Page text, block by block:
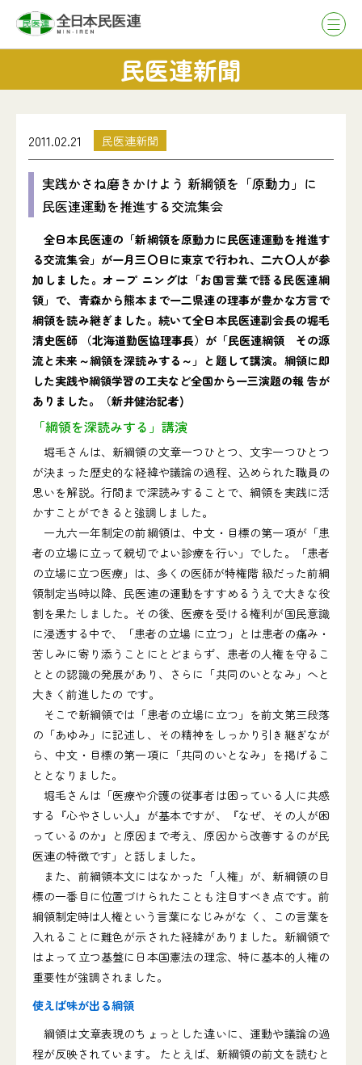
民医連新聞
2011.02.21 民医連新聞
実践かさね磨きかけよう 新綱領を「原動力」に
民医連運動を推進する交流集会
全日本民医連の「新綱領を原動力に民医連運動を推進す
る交流集会」が一月三〇日に東京で行われ、二六〇人が参
加しました。オープ ニングは「お国言葉で語る民医連綱
領」で、青森から熊本まで一二県連の理事が豊かな方言で
綱領を読み継ぎました。続いて全日本民医連副会長の堀毛
清史医師 （北海道勤医協理事長）が「民医連綱領 その源
流と未来～綱領を深読みする～」と題して講演。綱領に即
した実践や綱領学習の工夫など全国から一三演題の報 告が
ありました。（新井健治記者)
「綱領を深読みする」講演
堀毛さんは、新綱領の文章一つひとつ、文字一つひとつ
が決まった歴史的な経緯や議論の過程、込められた職員の
思いを解説。行間まで深読みすることで、綱領を実践に活
かすことができると強調しました。
一九六一年制定の前綱領は、中文・目標の第一項が「患
者の立場に立って親切でよい診療を行い」でした。「患者
の立場に立つ医療」は、多くの医師が特権階 級だった前綱
領制定当時以降、民医連の運動をすすめるうえで大きな役
割を果たしました。その後、医療を受ける権利が国民意識
に浸透する中で、「患者の立場 に立つ」とは患者の痛み・
苦しみに寄り添うことにとどまらず、患者の人権を守るこ
ととの認識の発展があり、さらに「共同のいとなみ」へと
大きく前進したの です。
そこで新綱領では「患者の立場に立つ」を前文第三段落
の「あゆみ」に記述し、その精神をしっかり引き継ぎなが
ら、中文・目標の第一項に「共同のいとなみ」を掲げるこ
ととなりました。
堀毛さんは「医療や介護の従事者は困っている人に共感
する『心やさしい人』が基本ですが、『なぜ、その人が困
っているのか』と原因まで考え、原因から改善するのが民
医連の特徴です」と話しました。
また、前綱領本文にはなかった「人権」が、新綱領の目
標の一番目に位置づけられたことも注目すべき点です。前
綱領制定時は人権という言葉になじみがな く、この言葉を
入れることに難色が示された経緯がありました。新綱領で
はよって立つ基盤に日本国憲法の理念、特に基本的人権の
重要性が強調されました。
使えば味が出る綱領
綱領は文章表現のちょっとした違いに、運動や議論の過
程が反映されています。 たとえば、新綱領の前文を読むと